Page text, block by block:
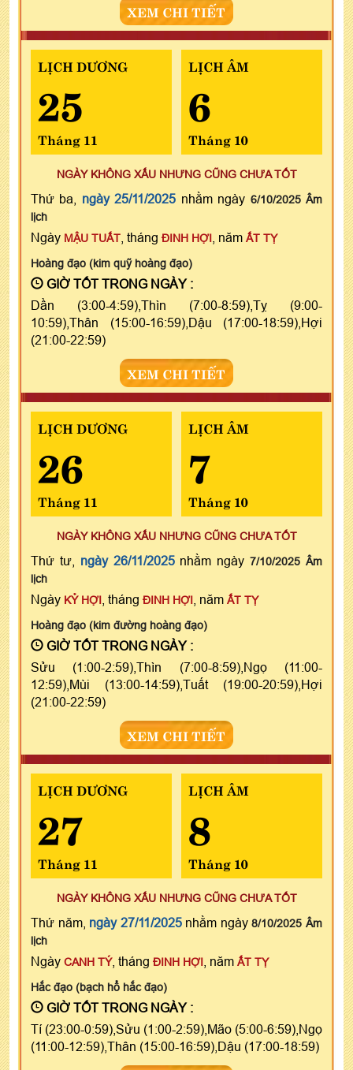
XEM CHI TIẾT
LỊCH DƯƠNG
25
Tháng 11
LỊCH ÂM
6
Tháng 10
NGÀY KHÔNG XẤU NHƯNG CŨNG CHƯA TỐT
Thứ ba, ngày 25/11/2025 nhằm ngày 6/10/2025 Âm
lịch
Ngày MẬU TUẤT , tháng ĐINH HỢI , năm ẤT TỴ
Hoàng đạo (kim quỹ hoàng đạo)
GIỜ TỐT TRONG NGÀY :
Dần (3:00-4:59),Thìn (7:00-8:59),Tỵ (9:00-
10:59),Thân (15:00-16:59),Dậu (17:00-18:59),Hợi
(21:00-22:59)
XEM CHI TIẾT
LỊCH DƯƠNG
26
Tháng 11
LỊCH ÂM
7
Tháng 10
NGÀY KHÔNG XẤU NHƯNG CŨNG CHƯA TỐT
Thứ tư, ngày 26/11/2025nhằm ngày7/10/2025 Âm
lịch
Ngày KỶ HỢI , tháng ĐINH HỢI , năm ẤT TỴ
Hoàng đạo (kim đường hoàng đạo)
GIỜ TỐT TRONG NGÀY :
Sửu (1:00-2:59),Thìn (7:00-8:59),Ngọ (11:00-
12:59),Mùi (13:00-14:59),Tuất (19:00-20:59),Hợi
(21:00-22:59)
XEM CHI TIẾT
LỊCH DƯƠNG
27
Tháng 11
LỊCH ÂM
8
Tháng 10
NGÀY KHÔNG XẤU NHƯNG CŨNG CHƯA TỐT
Thứ năm, ngày 27/11/2025nhằm ngày8/10/2025 Âm
lịch
Ngày CANH TÝ, tháng ĐINH HỢI , năm ẤT TỴ
Hắc đạo (bạch hổ hắc đạo)
GIỜ TỐT TRONG NGÀY :
Tí (23:00-0:59),Sửu (1:00-2:59),Mão (5:00-6:59),Ngọ
(11:00-12:59),Thân (15:00-16:59),Dậu (17:00-18:59)